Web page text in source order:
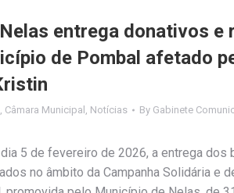
entrega donativos e
de Pombal afetado
, Câmara Municipal , Notícias By Gabinete
5 de fevereiro de 2026, a entrega dos
no âmbito da Campanha Solidária e